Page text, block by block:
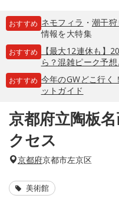
おすすめ ネモフィラ ・ 潮干狩
情報を大特集
おすすめ
【最大12連休も】
ら？混雑ピーク予
おすすめ 今年のGWどこ行く
ットガイド
京都府立陶板
クセス
京都府京都市左京区
美術館